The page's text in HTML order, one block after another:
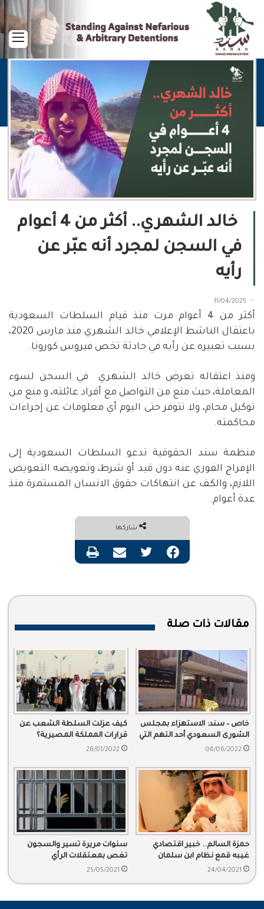
خالد الشهري.. أكثر من 4 أعوام
في السجن لمجرد أنه عبّر عن
رأيه
11/04/2025
أكثر من 4 أعوام مرت منذ قيام السلطات السعودية
باعتقال الناشط الإعلامي خالد الشهري منذ مارس 2020،
بسبب تعبيره عن رأيه في حادثة تخص فيروس كورونا.
ومنذ اعتقاله تعرض خالد الشهري
في السجن لسوء
المعاملة، حيث منع من التواصل مع أفراد عائلته، و منع من
توكيل محام، ولا تتوفر حتى اليوم أي معلومات عن إجراءات
محاكمته.
منظمة سند الحقوقية تدعو السلطات السعودية إلى
الإفراج الفوري عنه دون قيد أو شرط، وتعويضه التعويض
اللازم، والكف عن انتهاكات حقوق الانسان المستمرة منذ
عدة أعوام.
شاركها
فيسبوك تويتر مشاركة عبر البريد طباعة
مقالات ذات صلة
خاص – سند: الاستهزاء بمجلس
الشورى السعودي أحد التهم التي
06/06/2022
كيف عزلت السلطة الشعب عن
قرارات المملكة المصيرية؟
28/01/2022
حمزة السالم.. خبير اقتصادي
غيبه قمع نظام ابن سلمان
24/04/2021
سنوات مريرة تسير والسجون
تغص بمعتقلات الرأي
25/05/2021